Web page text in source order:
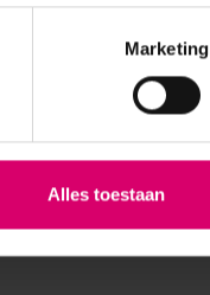
Marketing
Alles toestaan